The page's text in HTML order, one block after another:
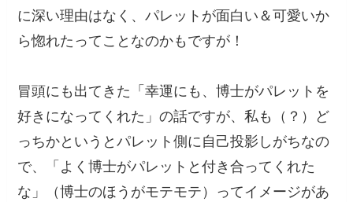
に深い理由はなく、パレットが面白い＆可愛いか
ら惚れたってことなのかもですが！
冒頭にも出てきた「幸運にも、博士がパレットを
好きになってくれた」の話ですが、私も（？）ど
っちかというとパレット側に自己投影しがちなの
で、「よく博士がパレットと付き合ってくれた
な」（博士のほうがモテモテ）ってイメージがあ